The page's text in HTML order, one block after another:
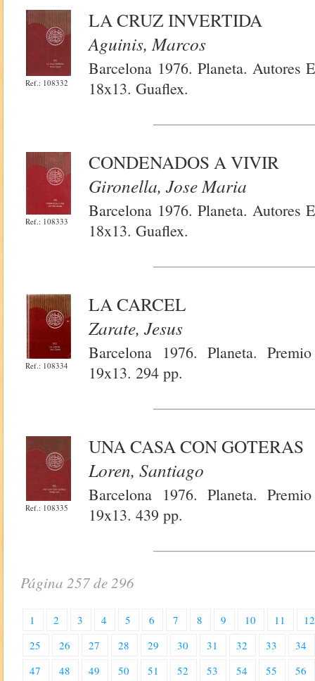
Ref.: 108332
LA CRUZ INVERTIDA
Aguinis, Marcos
Barcelona 1976. Planeta. Autores
18x13. Guaflex.
Ref.: 108333
CONDENADOS A VIVIR
Gironella, Jose Maria
Barcelona 1976. Planeta. Autores
18x13. Guaflex.
Ref.: 108334
LA CARCEL
Zarate, Jesus
Barcelona 1976. Planeta.
19x13. 294 pp.
Ref.: 108335
UNA CASA CON GOTERAS
Loren, Santiago
Barcelona 1976. Planeta.
19x13. 439 pp.
Página 257 de 296
1 2 3 4 5 6 7 8 9 10 11
12
25
26 27 28 29 30 31 32 33
34
47
48 49 50 51 52 53 54 55 56